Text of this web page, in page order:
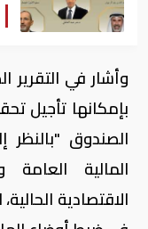
وأشار في التقرير
الصندوق "بالنظر
المالية العامة
الاقتصادية